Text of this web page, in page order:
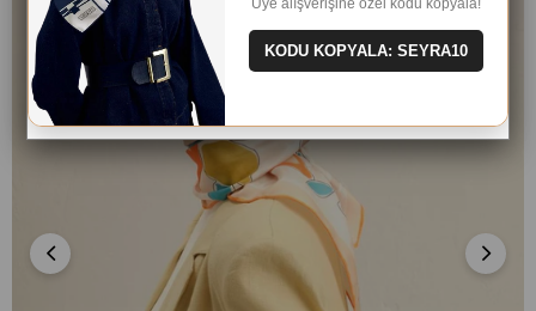
Üye alışverişine özel kodu kopyala!
KODU KOPYALA: SEYRA10